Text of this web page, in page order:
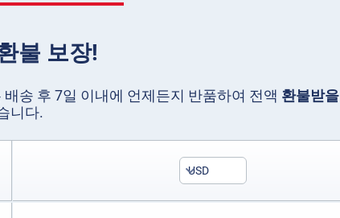
불 보장!
송 후 7일 이내에 언제든지 반품하여 전액 환불받을
니다.
USD